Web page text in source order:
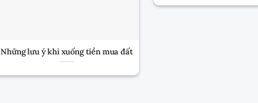
Những lưu ý khi xuống tiền mua đất